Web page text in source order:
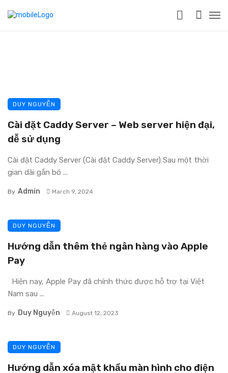
DUY NGUYỄN
Cài đặt Caddy Server – Web server hiện đại,
dễ sử dụng
Cài đặt Caddy Server (Cài đặt Caddy Server) Sau một thời
gian dài gắn bó ...
By Admin March 9, 2024
DUY NGUYỄN
Hướng dẫn thêm thẻ ngân hàng vào Apple
Pay
Hiện nay, Apple Pay đã chính thức được hỗ trợ tại Việt
Nam sau ...
By Duy Nguyễn August 12, 2023
DUY NGUYỄN
Hướng dẫn xóa mật khẩu màn hình cho điện